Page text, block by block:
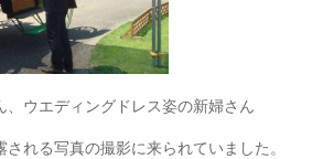
、ウエディングドレス姿の新婦さん
れる写真の撮影に来られていました。